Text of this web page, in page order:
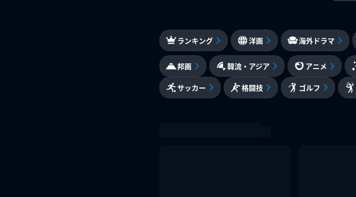
ランキング 洋画 海外ドラマ
邦画 韓流・アジア アニメ
サッカー 格闘技 ゴルフ